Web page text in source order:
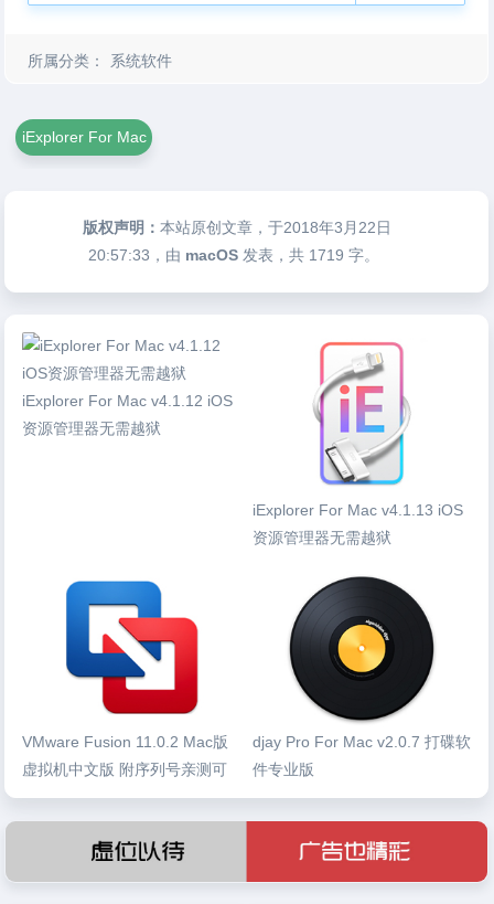
所属分类： 系统软件
iExplorer For Mac
版权声明：本站原创文章，于2018年3月22日
20:57:33 ，由 macOS 发表，共 1719 字。
iExplorer For Mac v4.1.12 iOS
资源管理器无需越狱
iExplorer For Mac v4.1.13 iOS
资源管理器无需越狱
VMware Fusion 11.0.2 Mac版
虚拟机中文版 附序列号亲测可
用
djay Pro For Mac v2.0.7 打碟软
件专业版